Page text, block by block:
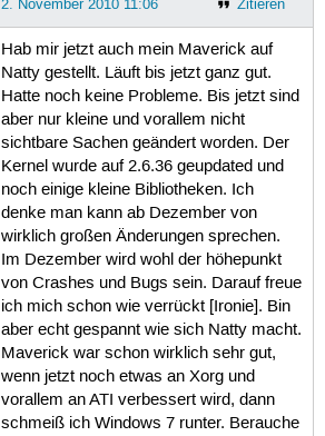
Zitieren
2. November 2010 11:06
Hab mir jetzt auch mein Maverick auf
Natty gestellt. Läuft bis jetzt ganz gut.
Hatte noch keine Probleme. Bis jetzt sind
aber nur kleine und vorallem nicht
sichtbare Sachen geändert worden. Der
Kernel wurde auf 2.6.36 geupdated und
noch einige kleine Bibliotheken. Ich
denke man kann ab Dezember von
wirklich großen Änderungen sprechen.
Im Dezember wird wohl der höhepunkt
von Crashes und Bugs sein. Darauf freue
ich mich schon wie verrückt [Ironie]. Bin
aber echt gespannt wie sich Natty macht.
Maverick war schon wirklich sehr gut,
wenn jetzt noch etwas an Xorg und
vorallem an ATI verbessert wird, dann
schmeiß ich Windows 7 runter. Berauche